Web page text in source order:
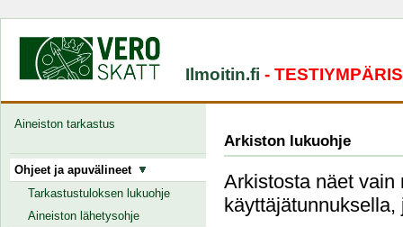
Ilmoitin.fi -
Aineiston tarkastus
Ohjeet ja apuvälineet
Tarkastustuloksen lukuohje
Aineiston lähetysohje
Arkiston lukuohje
Arkistosta näet vain